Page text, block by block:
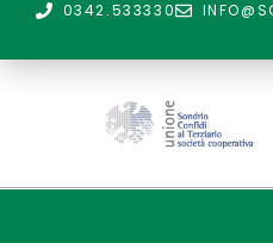
0342.533330